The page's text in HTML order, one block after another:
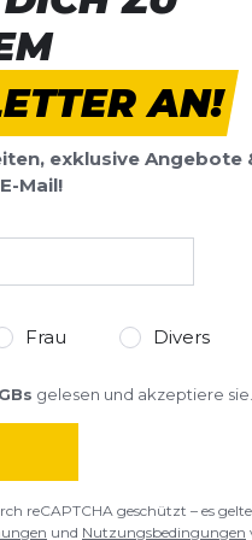
AN!
exklusive Angebote
Mail!
Frau Divers
gelesen und akzeptiere sie.
reCAPTCHA geschützt – es
und Nutzungsbedingungen